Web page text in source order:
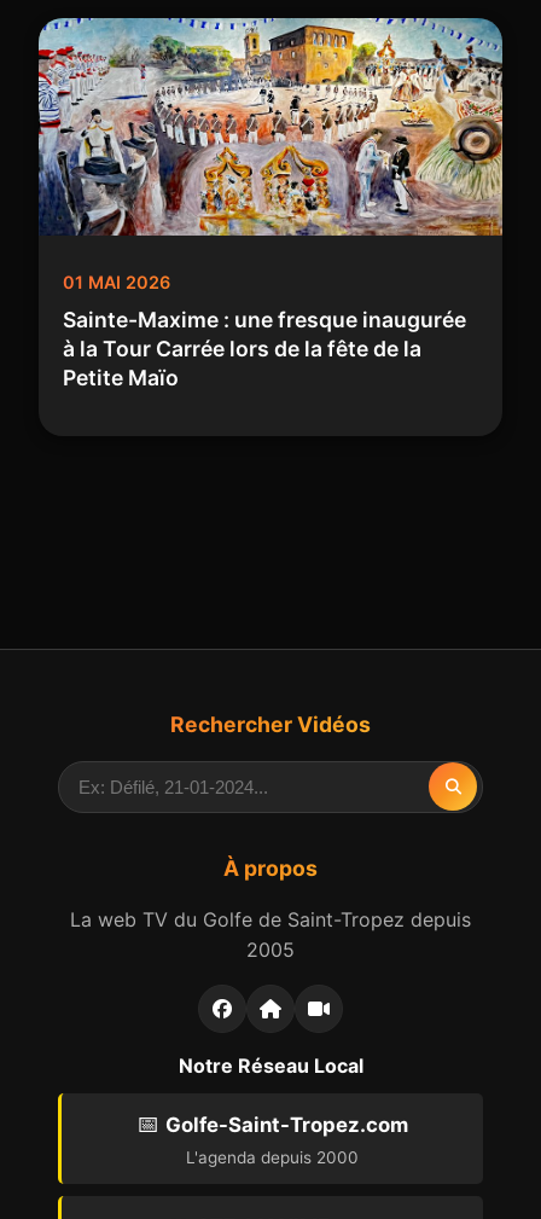
01 MAI 2026
Sainte-Maxime : une fresque inaugurée
à la Tour Carrée lors de la fête de la
Petite Maïo
À propos
La web TV du Golfe de Saint-Tropez depuis
2005
Notre Réseau Local
📅 Golfe-Saint-Tropez.com
L'agenda depuis 2000
Rechercher Vidéos